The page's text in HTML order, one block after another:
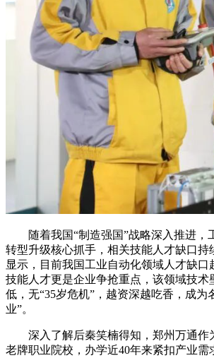
随着我国“制造强国”战略深入推进，
转型升级核心抓手，相关技能人才缺口持
显示，目前我国工业自动化领域人才缺口
技能人才更是企业争抢重点，该领域技术
低，无“35岁危机”，越资深越吃香，成为
业”。
深入了解后秦笑楠得知，郑州万通作
老牌职业院校，办学近40年来紧扣产业需